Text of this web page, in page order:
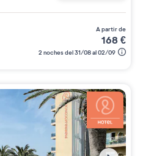
a partir de
168€
2 noches del 31/08 al 02/09